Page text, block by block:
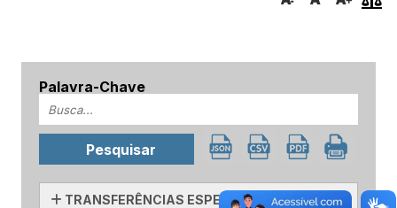
Palavra-Chave
TRANSFERÊNCIAS ESPECIAIS